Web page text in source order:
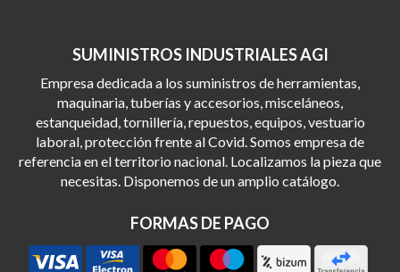
SUMINISTROS INDUSTRIALES AGI
Empresa dedicada a los suministros de herramientas,
maquinaria, tuberías y accesorios, misceláneos,
estanqueidad, tornillería, repuestos, equipos, vestuario
laboral, protección frente al Covid. Somos empresa de
referencia en el territorio nacional. Localizamos la pieza que
necesitas. Disponemos de un amplio catálogo.
FORMAS DE PAGO